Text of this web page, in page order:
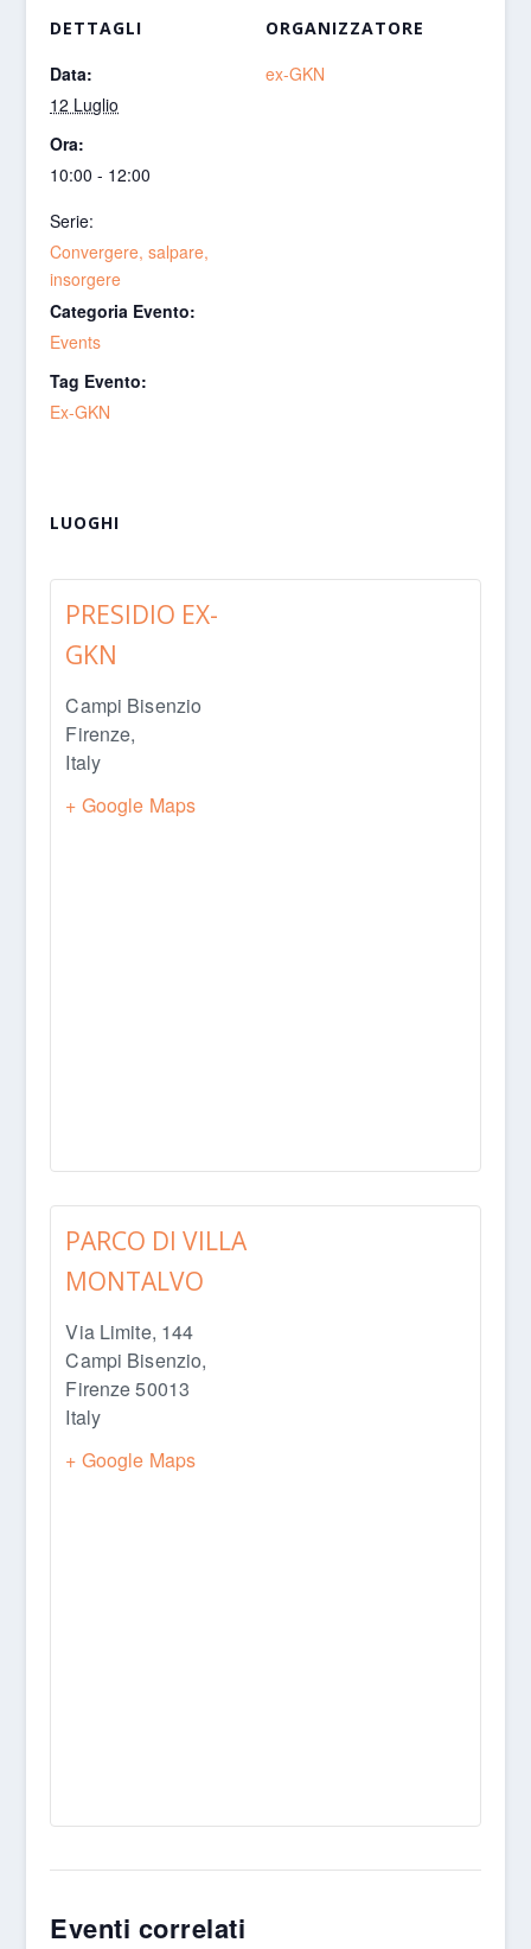
DETTAGLI
Data:
12 Luglio
Ora:
10:00 - 12:00
Serie:
Convergere, salpare,
insorgere
Categoria Evento:
Events
Tag Evento:
Ex-GKN
ORGANIZZATORE
ex-GKN
LUOGHI
PRESIDIO EX-
GKN
Campi Bisenzio
Firenze,
Italy
+ Google Maps
PARCO DI VILLA
MONTALVO
Via Limite, 144
Campi Bisenzio,
Firenze50013
Italy
+ Google Maps
Eventi correlati